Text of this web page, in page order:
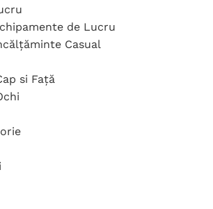
de Lucru
Casual
si Față